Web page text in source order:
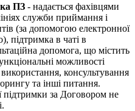
ПЗ - надається фахівцями
служби приймання і
(за допомогою електронної
підтримка в чаті в
допомога, що містить
можливості
консультування
та інші питання.
підтримки за Договором не